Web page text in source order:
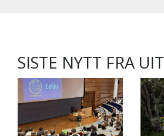
SISTE NYTT FRA UIT